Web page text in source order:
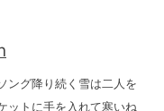
ング降り続く雪は二人を
ットに手を入れて寒いね